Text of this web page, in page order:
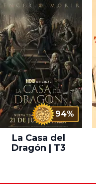
94%
La Casa del
Dragón | T3